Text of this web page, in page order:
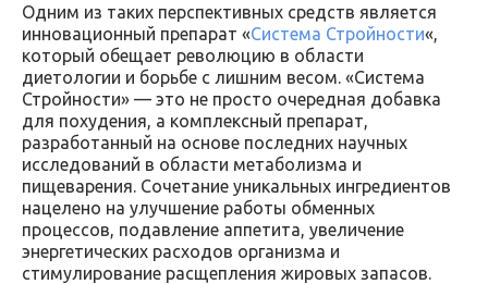
Одним из таких перспективных средств является
инновационный препарат «Система Стройности«,
который обещает революцию в области
диетологии и борьбе с лишним весом. «Система
Стройности» — это не просто очередная добавка
для похудения, а комплексный препарат,
разработанный на основе последних научных
исследований в области метаболизма и
пищеварения. Сочетание уникальных ингредиентов
нацелено на улучшение работы обменных
процессов, подавление аппетита, увеличение
энергетических расходов организма и
стимулирование расщепления жировых запасов.